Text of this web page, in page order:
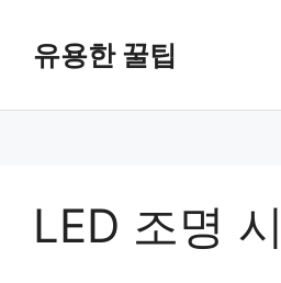
유용한 꿀팁
LED 조명